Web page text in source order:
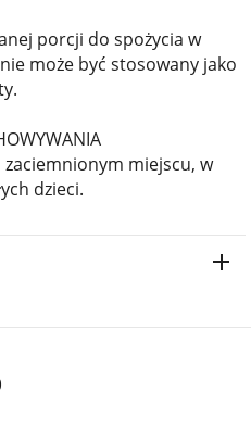
porcji do spożycia w
może być stosowany jako
zaciemnionym miejscu, w
dzieci.